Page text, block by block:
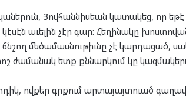
Յով­հան­նիս­եան կա­տա­կեց, որ
աւե­լին չէր գար: Հե­ղի­նա­կը
մե­ծա­մաս­նու­թիւնը չէ կար­դա­ցած,
ժա­մա­նակ ետք քննար­կում կը
ով­քեր գրքում ար­տա­յայտ­ուած